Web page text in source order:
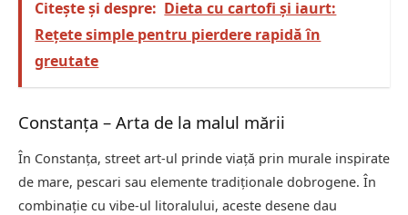
Citește și despre: Dieta cu cartofi și iaurt:
Rețete simple pentru pierdere rapidă în
greutate
Constanța – Arta de la malul mării
În Constanța, street art-ul prinde viață prin murale inspirate
de mare, pescari sau elemente tradiționale dobrogene. În
combinație cu vibe-ul litoralului, aceste desene dau